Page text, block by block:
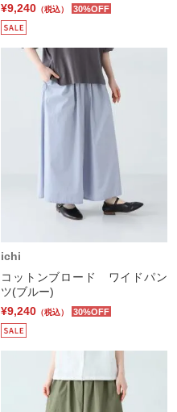
¥9,240 （税込） 30%OFF
ichi
コットンブロード ワイドパン
ツ(ブルー)
¥9,240 （税込） 30%OFF